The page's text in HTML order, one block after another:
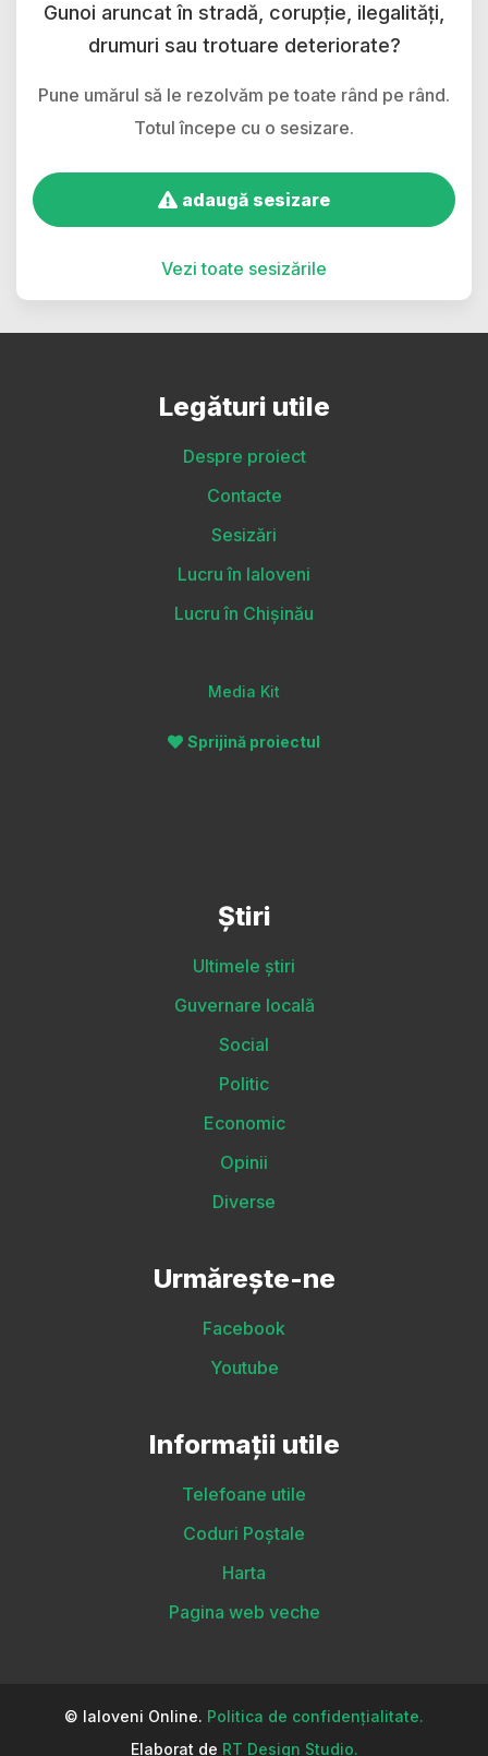
Gunoi aruncat în stradă, corupție, ilegalități,
drumuri sau trotuare deteriorate?
Pune umărul să le rezolvăm pe toate rând pe rând.
Totul începe cu o sesizare.
adaugă sesizare
Vezi toate sesizările
Legături utile
Despre proiect
Contacte
Sesizări
Lucru în Ialoveni
Lucru în Chișinău
Media Kit
Sprijină proiectul
Știri
Ultimele știri
Guvernare locală
Social
Politic
Economic
Opinii
Diverse
Urmărește-ne
Facebook
Youtube
Informații utile
Telefoane utile
Coduri Poștale
Harta
Pagina web veche
© Ialoveni Online. Politica de confidențialitate.
Elaborat de RT Design Studio.